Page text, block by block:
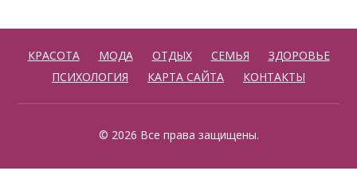
КРАСОТА МОДА ОТДЫХ СЕМЬЯ
ЗДОРОВЬЕ
ПСИХОЛОГИЯ
КАРТА САЙТА КОНТАКТЫ
© 2026 Все права защищены.